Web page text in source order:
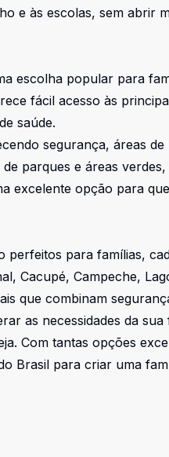
e às escolas, sem abrir
escolha popular para
fácil acesso às
saúde.
segurança, áreas de
parques e áreas
excelente opção para
perfeitos para famílias,
Cacupé, Campeche,
que combinam
as necessidades da sua
Com tantas opções
Brasil para criar uma